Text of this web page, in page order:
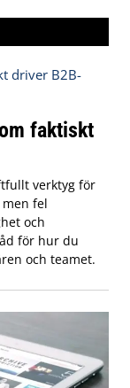
faktiskt
verktyg för
fel
och
för hur du
och teamet.